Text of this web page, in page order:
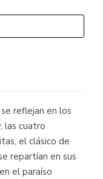
reflejan en los
las cuatro
el clásico de
repartían en sus
el paraíso